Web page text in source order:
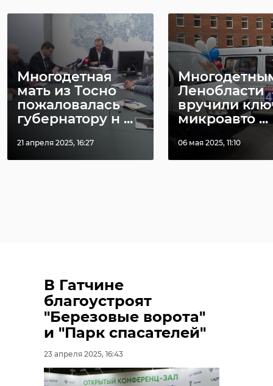
Многодетная
мать из Тосно
пожаловалась
губернатору н ...
21 апреля 2025, 16:27
Ленобласти
вручили
микроавто ...
06 мая 2025, 11:10
В Гатчине
благоустроят
"Березовые ворота"
и "Парк спасателей"
23 апреля 2025, 16:43